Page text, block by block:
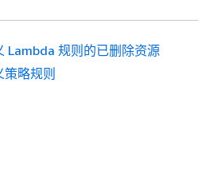
Lambda 规则的已删除资源
略规则